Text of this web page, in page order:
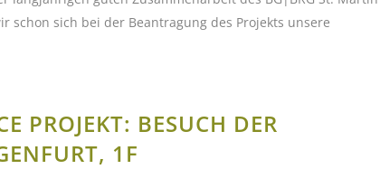
schon sich bei der Beantragung des Projekts unsere
PROJEKT: BESUCH DER
1F